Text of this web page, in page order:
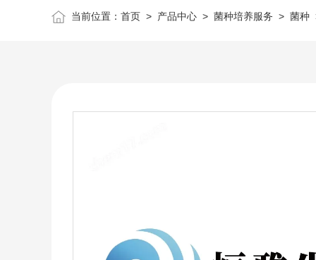
当前位置： 首页> 产品中心> 菌种培养服务 > 菌种